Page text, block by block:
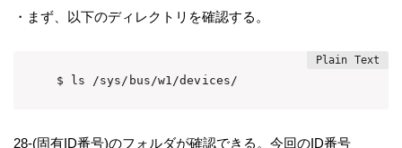
・まず、以下のディレクトリを確認する。
28-(固有ID番号)のフォルダが確認できる。今回のID番号